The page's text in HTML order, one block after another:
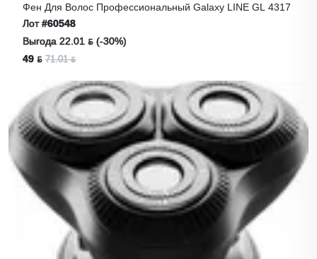
Фен Для Волос Профессиональный Galaxy LINE GL 4317
Лот#60548
Выгода 22.01 ƃ (-30%)
49 ƃ 71.01 ƃ